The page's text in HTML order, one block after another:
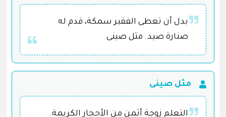
بدل أن تعطى الفقير سمكة، قدم له
صنارة صيد. مثل صينى
مثل صينى
التعلم زوجة أثمن من الأحجار الكريمة.